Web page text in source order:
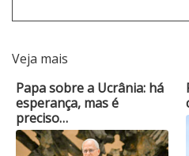
Veja mais
Papa sobre a Ucrânia: há
esperança, mas é
preciso…